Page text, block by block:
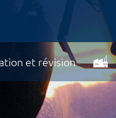
et révision